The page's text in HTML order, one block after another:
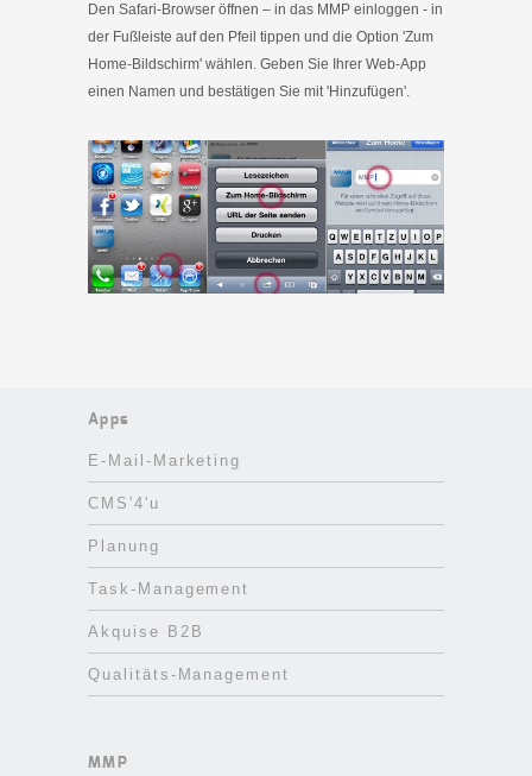
Den Safari-Browser öffnen – in das MMP einloggen - in
der Fußleiste auf den Pfeil tippen und die Option 'Zum
Home-Bildschirm' wählen. Geben Sie Ihrer Web-App
einen Namen und bestätigen Sie mit 'Hinzufügen'.
Apps
E-Mail-Marketing
CMS'4'u
Planung
Task-Management
Akquise B2B
Qualitäts-Management
MMP